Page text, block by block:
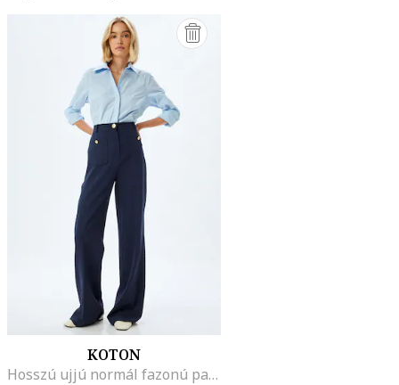
KOTON
Hosszú ujjú normál fazonú pamuting, Pasztellkék